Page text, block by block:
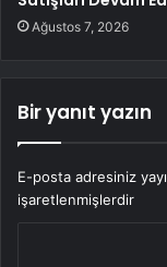
Ağustos 7, 2026
Bir yanıt yazın
E-posta adresiniz
işaretlenmişlerdir